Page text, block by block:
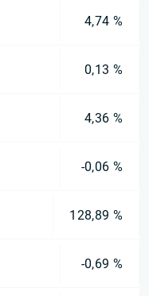
4,74 %
0,13 %
4,36 %
-0,06 %
128,89 %
-0,69 %